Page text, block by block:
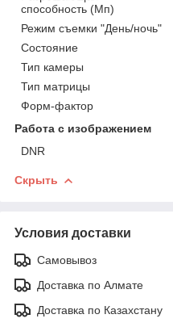
способность (Мп)
Режим съемки "День/ночь"
Состояние
Тип камеры
Тип матрицы
Форм-фактор
Работа с изображением
DNR
Скрыть
Условия доставки
Самовывоз
Доставка по Алмате
Доставка по Казахстану